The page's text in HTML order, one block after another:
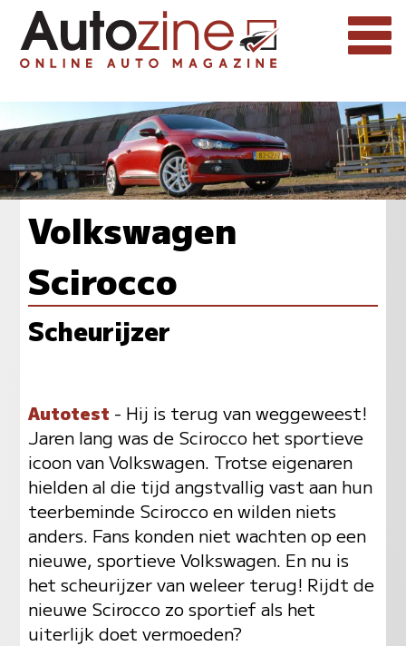
Volkswagen
Scirocco
Scheurijzer
Autotest - Hij is terug van weggeweest!
Jaren lang was de Scirocco het sportieve
icoon van Volkswagen. Trotse eigenaren
hielden al die tijd angstvallig vast aan hun
teerbeminde Scirocco en wilden niets
anders. Fans konden niet wachten op een
nieuwe, sportieve Volkswagen. En nu is
het scheurijzer van weleer terug! Rijdt de
nieuwe Scirocco zo sportief als het
uiterlijk doet vermoeden?